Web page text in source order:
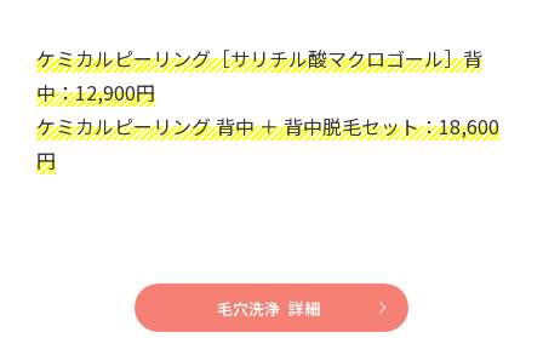
ケミカルピーリング［サリチル酸マクロゴール］背
中：12,900円
ケミカルピーリング 背中 ＋ 背中脱毛セット：18,600
円
毛穴洗浄 詳細